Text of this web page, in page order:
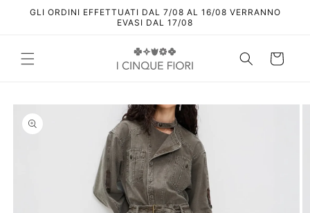
direttamente
GLI ORDINI EFFETTUATI DAL 7/08 AL 16/08 VERRANNO
EVASI DAL 17/08
Carrello
Passa alle
informazioni
sul prodotto